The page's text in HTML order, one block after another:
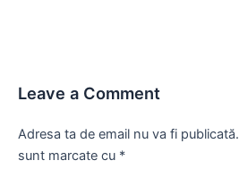
Leave a Comment
Adresa ta de email nu va fi publicată.
sunt marcate cu *